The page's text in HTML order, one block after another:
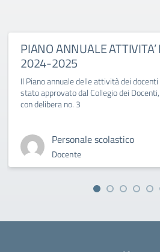
PIANO ANNUALE ATTIVITA’
2024-2025
Il Piano annuale delle attività dei
stato approvato dal Collegio dei
con delibera no. 3
Personale scolastico
Docente